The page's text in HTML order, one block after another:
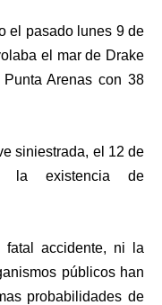
el pasado lunes 9 de
el mar de Drake
Arenas con 38
siniestrada, el 12 de
la existencia de
fatal accidente, ni la
públicos han
probabilidades de